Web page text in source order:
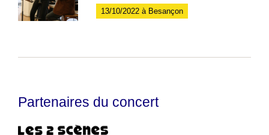
13/10/2022 à Besançon
Partenaires du concert